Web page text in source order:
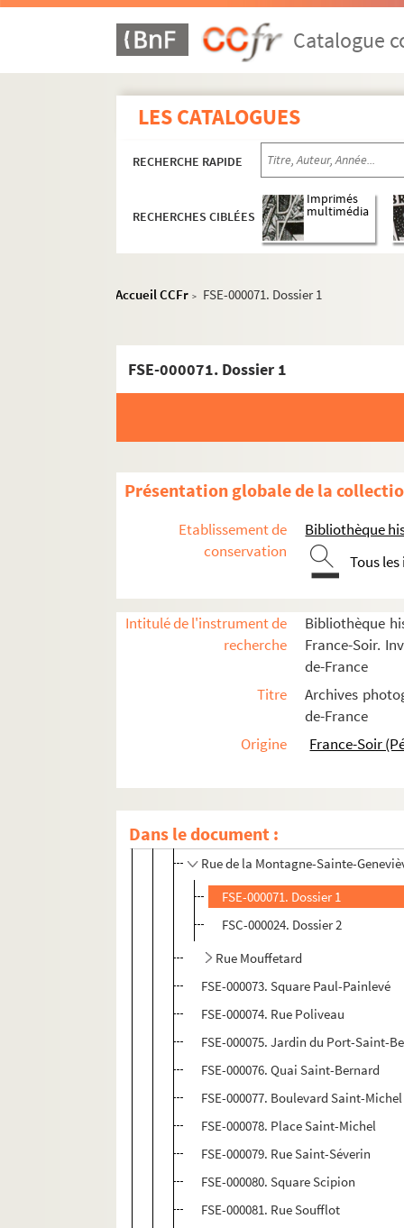
Catalogue
LES CATALOGUES
RECHERCHE RAPIDE
RECHERCHES CIBLÉES
Imprimés
multimédia
Accueil CCFr > FSE-000071. Dossier 1
FSE-000071. Dossier 1
Présentation globale de la
Etablissement de
conservation
Bibliothèque
Tous
Intitulé de l'instrument de
recherche
Bibliothèque
France-Soir.
de-France
Titre
Archives
de-France
Origine
France-Soir
Dans le document :
Vues aériennes et panoramas
Rues
2e arrondissement
4e arrondissement
5e arrondissement
Mairie du 5e arrondissement
FSE-000064. Quartier Latin
FSE-000065. Quartier Mouffetard
FSD-000025. Quartier Saint-Michel
FSD-000026. Quartier Saint-Séverin
Rue de Bièvre
Place de la Contrescarpe
Rue Dante
FSC-000023. Rue Geoffroy-Saint-
FSE-000070. Rue de la Huchette
Rue de la Montagne-Sainte-
FSE-000071. Dossier 1
FSC-000024. Dossier 2
Rue Mouffetard
FSE-000073. Square Paul-Painlevé
FSE-000074. Rue Poliveau
FSE-000075. Jardin du Port-Saint-
FSE-000076. Quai Saint-Bernard
FSE-000077. Boulevard Saint-Michel
FSE-000078. Place Saint-Michel
FSE-000079. Rue Saint-Séverin
FSE-000080. Square Scipion
FSE-000081. Rue Soufflot